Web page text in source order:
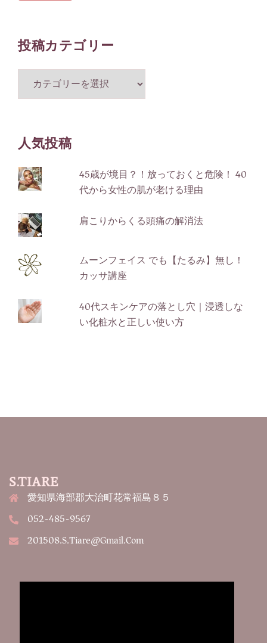
ス
投稿カテゴリー
ゴ
リ
ー
人気投稿
45歳が境目？！放っておくと危険！ 40
代から女性の肌が老ける理由
肩こりからくる頭痛の解消法
ムーンフェイス でも【たるみ】無し！
カッサ講座
40代スキンケアの落とし穴｜浸透しな
い化粧水と正しい使い方
S.TIARE
愛知県海部郡大治町花常福島８５
052-485-9567
201508.s.tiare@gmail.com